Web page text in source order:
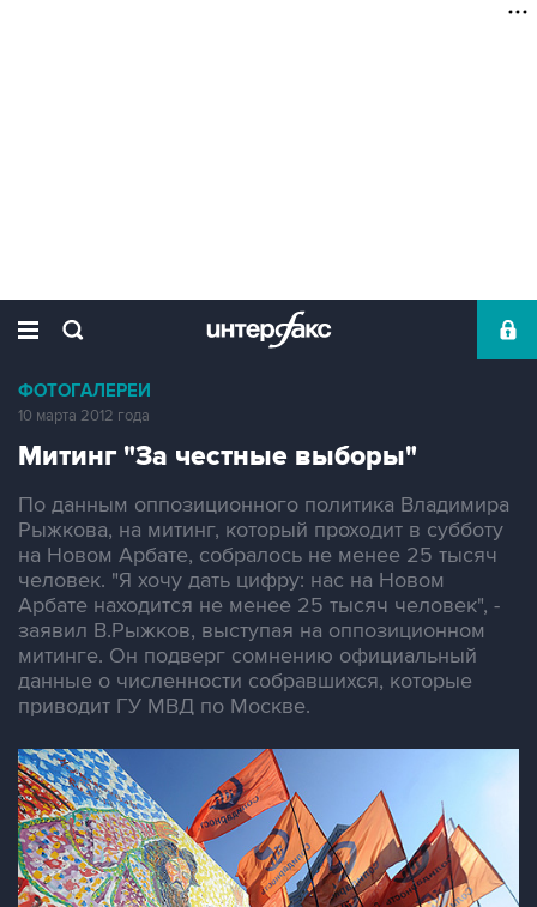
ФОТОГАЛЕРЕИ
10 марта 2012 года
Митинг "За честные выборы"
По данным оппозиционного политика Владимира
Рыжкова, на митинг, который проходит в субботу
на Новом Арбате, собралось не менее 25 тысяч
человек. "Я хочу дать цифру: нас на Новом
Арбате находится не менее 25 тысяч человек", -
заявил В.Рыжков, выступая на оппозиционном
митинге. Он подверг сомнению официальный
данные о численности собравшихся, которые
приводит ГУ МВД по Москве.